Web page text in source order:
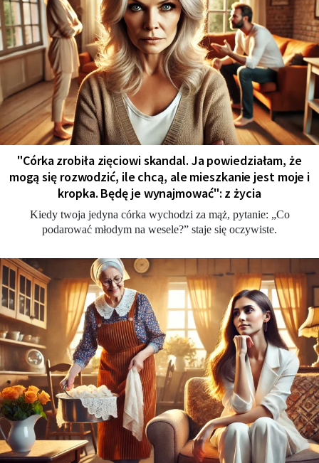
"Córka zrobiła zięciowi skandal. Ja powiedziałam, że
mogą się rozwodzić, ile chcą, ale mieszkanie jest moje i
kropka. Będę je wynajmować": z życia
Kiedy twoja jedyna córka wychodzi za mąż, pytanie: „Co
podarować młodym na wesele?” staje się oczywiste.